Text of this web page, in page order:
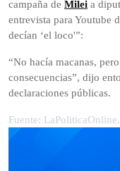
campaña de Milei a
entrevista para Youtube
decían ‘el loco'”:
“No hacía macanas,
consecuencias”, dijo
declaraciones públicas.
Fuente: